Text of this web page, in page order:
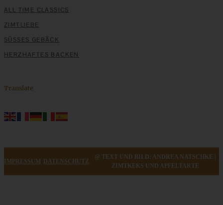
ALL TIME CLASSICS
ZIMTLIEBE
SÜSSES GEBÄCK
HERZHAFTES BACKEN
Translate
IMPRESSUM DATENSCHUTZ
@ TEXT UND BILD: ANDREA NATSCHKE |
ZIMTKEKS UND APFELTARTE